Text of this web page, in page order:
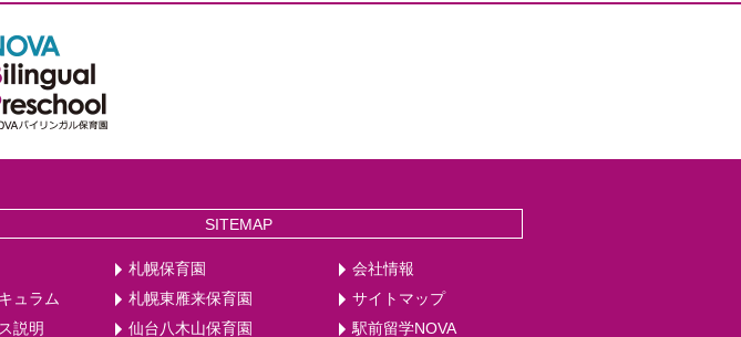
SITEMAP
ュラム
説明
札幌保育園
札幌東雁来保育園
仙台八木山保育園
会社情報
サイトマップ
駅前留学NOVA